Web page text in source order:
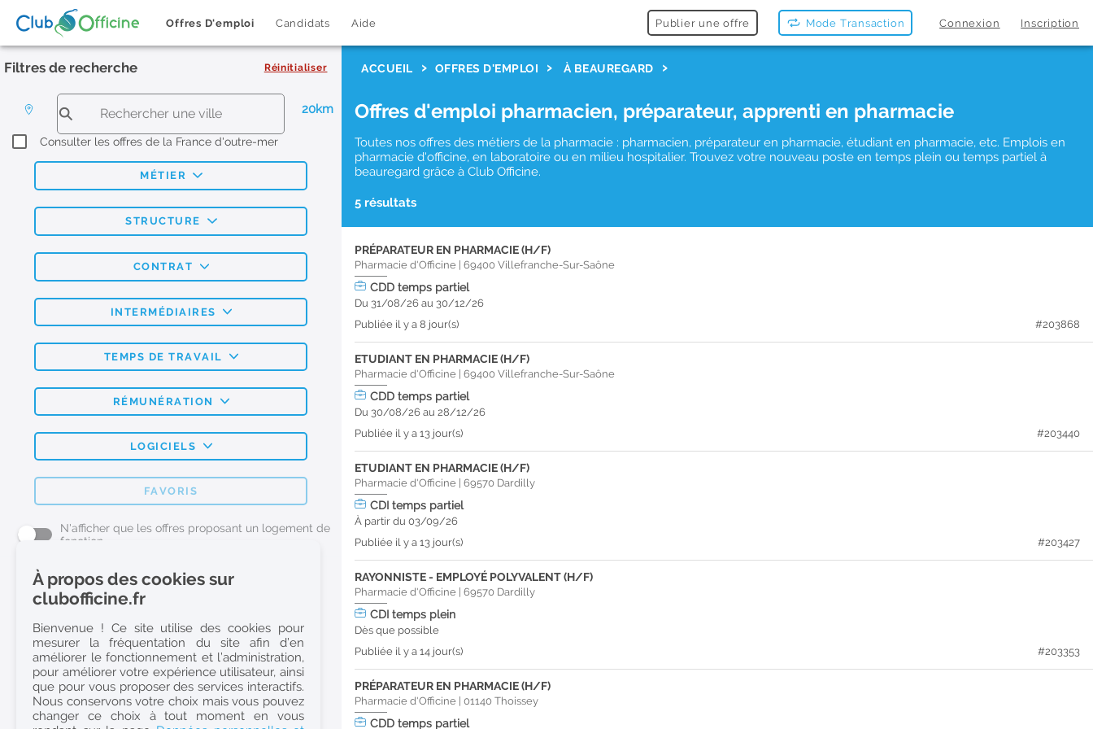
Offres D'emploi Candidats Aide Publier une offre Mode Transaction Connexion Inscription
Filtres de recherche Réinitialiser
20km
Consulter les offres de la France d'outre-mer
MÉTIER
STRUCTURE
CONTRAT
INTERMÉDIAIRES
TEMPS DE TRAVAIL
RÉMUNÉRATION
LOGICIELS
FAVORIS
N'afficher que les offres proposant un logement de
fonction
L'emploi Pharmacie par métier
Pharmacien (H/F)
Préparateur en Pharmacie (H/F)
Etudiant en Pharmacie (H/F)
Etudiant en Pharmacie 6e année validée (H/F)
Conseiller Dermo Cosmetique - Esthéticienne (H/F)
ACCUEIL OFFRES D'EMPLOI À BEAUREGARD
Offres d'emploi pharmacien, préparateur, apprenti en pharmacie
Toutes nos offres des métiers de la pharmacie : pharmacien, préparateur en pharmacie, étudiant en pharmacie, etc. Emplois en
pharmacie d'officine, en laboratoire ou en milieu hospitalier. Trouvez votre nouveau poste en temps plein ou temps partiel à
beauregard grâce à Club Officine.
5 résultats
PRÉPARATEUR EN PHARMACIE (H/F)
Pharmacie d'Officine |69400Villefranche-Sur-Saône
CDDtemps partiel
Du 31/08/26 au 30/12/26
Publiée il y a 8 jour(s)
#203868
ETUDIANT EN PHARMACIE (H/F)
Pharmacie d'Officine |69400Villefranche-Sur-Saône
CDDtemps partiel
Du 30/08/26 au 28/12/26
Publiée il y a 13 jour(s)
#203440
ETUDIANT EN PHARMACIE (H/F)
Pharmacie d'Officine |69570 Dardilly
CDItemps partiel
À partir du 03/09/26
Publiée il y a 13 jour(s)
#203427
RAYONNISTE - EMPLOYÉ POLYVALENT (H/F)
Pharmacie d'Officine |69570 Dardilly
CDItemps plein
Dès que possible
Publiée il y a 14 jour(s)
#203353
PRÉPARATEUR EN PHARMACIE (H/F)
Pharmacie d'Officine |01140Thoissey
CDDtemps partiel
À propos des cookies sur
clubofficine.fr
Bienvenue ! Ce site utilise des cookies pour
mesurer la fréquentation du site afin d’en
améliorer le fonctionnement et l’administration,
pour améliorer votre expérience utilisateur, ainsi
que pour vous proposer des services interactifs.
Nous conservons votre choix mais vous pouvez
changer ce choix à tout moment en vous